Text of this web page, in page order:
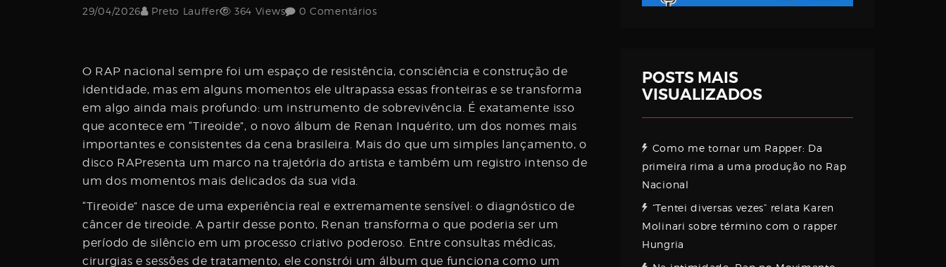
Register
29/04/2026 Preto Lauffer 364 Views 0 Comentários
O RAP nacional sempre foi um espaço de resistência, consciência e construção de
identidade, mas em alguns momentos ele ultrapassa essas fronteiras e se transforma
em algo ainda mais profundo: um instrumento de sobrevivência. É exatamente isso
que acontece em “Tireoide”, o novo álbum de Renan Inquérito, um dos nomes mais
importantes e consistentes da cena brasileira. Mais do que um simples lançamento, o
disco RAPresenta um marco na trajetória do artista e também um registro intenso de
um dos momentos mais delicados da sua vida.
“Tireoide” nasce de uma experiência real e extremamente sensível: o diagnóstico de
câncer de tireoide. A partir desse ponto, Renan transforma o que poderia ser um
período de silêncio em um processo criativo poderoso. Entre consultas médicas,
cirurgias e sessões de tratamento, ele constrói um álbum que funciona como um
POSTS MAIS
VISUALIZADOS
Como me tornar um Rapper: Da
primeira rima a uma produção no Rap
Nacional
“Tentei diversas vezes” relata Karen
Molinari sobre término com o rapper
Hungria